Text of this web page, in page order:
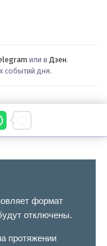
или в Дзен.
событий дня.
формат
отключены.
протяжении